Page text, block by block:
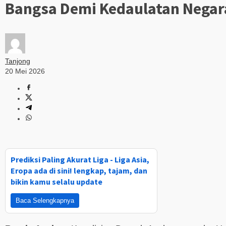
Bangsa Demi Kedaulatan
Tanjong
20 Mei 2026
Prediksi Paling Akurat Liga - Liga Asia,
Eropa ada di sini! lengkap, tajam, dan
bikin kamu selalu update
Baca Selengkapnya